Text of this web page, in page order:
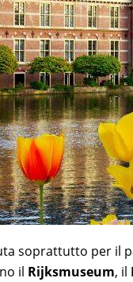
soprattutto per il
il Rijksmuseum, il